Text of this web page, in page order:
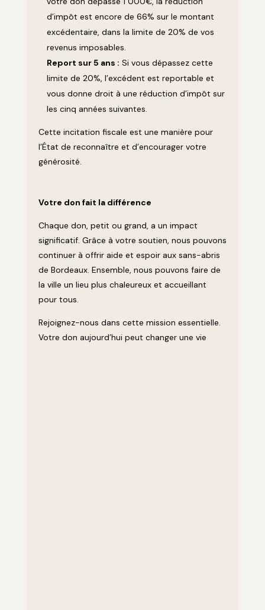
d’impôt est encore de 66% sur le montant
excédentaire, dans la limite de 20% de vos
revenus imposables.
Report sur 5 ans : Si vous dépassez cette
limite de 20%, l’excédent est reportable et
vous donne droit à une réduction d’impôt sur
les cinq années suivantes.
Cette incitation fiscale est une manière pour
l’État de reconnaître et d’encourager votre
générosité.
Votre don fait la différence
Chaque don, petit ou grand, a un impact
significatif. Grâce à votre soutien, nous pouvons
continuer à offrir aide et espoir aux sans-abris
de Bordeaux. Ensemble, nous pouvons faire de
la ville un lieu plus chaleureux et accueillant
pour tous.
Rejoignez-nous dans cette mission essentielle.
Votre don aujourd’hui peut changer une vie